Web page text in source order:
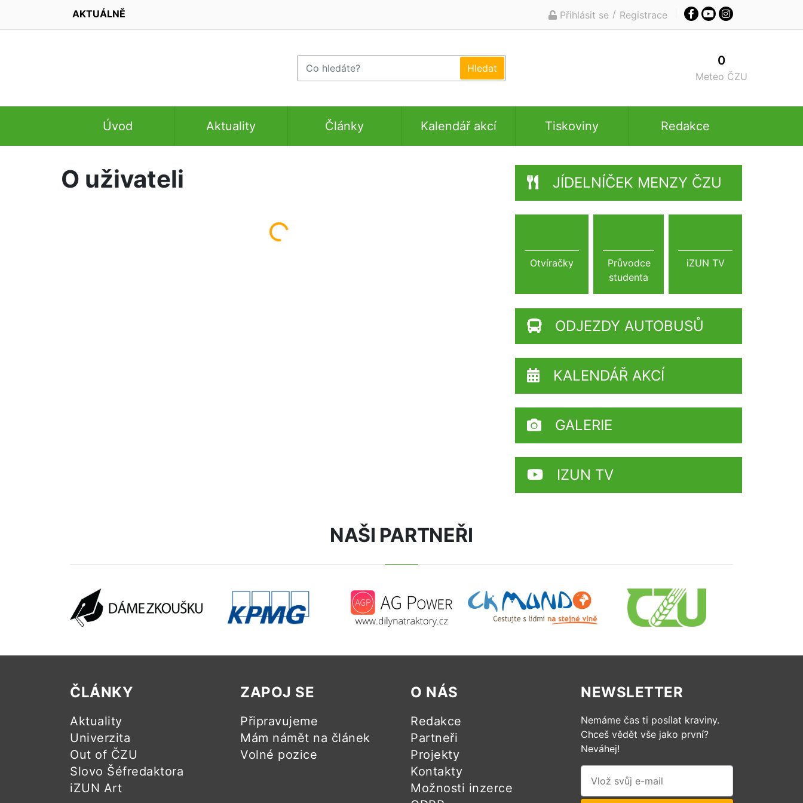
AKTUÁLNĚ Přihlásit se / Registrace
0
Meteo ČZU
Úvod Aktuality Články Kalendář akcí Tiskoviny Redakce
O uživateli
Načítám...
JÍDELNÍČEK MENZY ČZU
Otvíračky
Průvodce
studenta
iZUN TV
ODJEZDY AUTOBUSŮ
KALENDÁŘ AKCÍ
GALERIE
IZUN TV
NAŠI PARTNEŘI
ČLÁNKY
Aktuality
Univerzita
Out of ČZU
Slovo Šéfredaktora
iZUN Art
ZAPOJ SE
Připravujeme
Mám námět na článek
Volné pozice
O NÁS
Redakce
Partneři
Projekty
Kontakty
Možnosti inzerce
NEWSLETTER
Nemáme čas ti posílat kraviny.
Chceš vědět vše jako první?
Neváhej!